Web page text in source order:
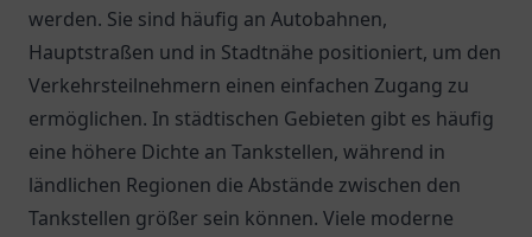
werden. Sie sind häufig an Autobahnen,
Hauptstraßen und in Stadtnähe positioniert, um den
Verkehrsteilnehmern einen einfachen Zugang zu
ermöglichen. In städtischen Gebieten gibt es häufig
eine höhere Dichte an Tankstellen, während in
ländlichen Regionen die Abstände zwischen den
Tankstellen größer sein können. Viele moderne